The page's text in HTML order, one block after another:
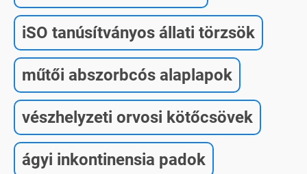
iSO tanúsítványos állati törzsök
műtői abszorbcós alaplapok
vészhelyzeti orvosi kötőcsövek
ágyi inkontinensia padok